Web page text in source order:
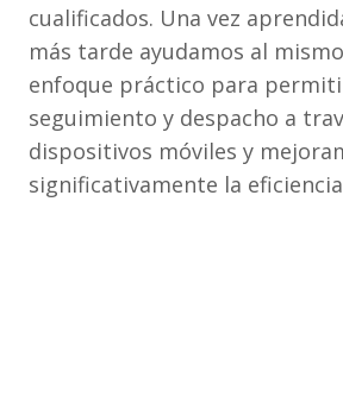
cualificados. Una vez
más tarde ayudamos al
enfoque práctico para
seguimiento y despacho a
dispositivos móviles y
significativamente la